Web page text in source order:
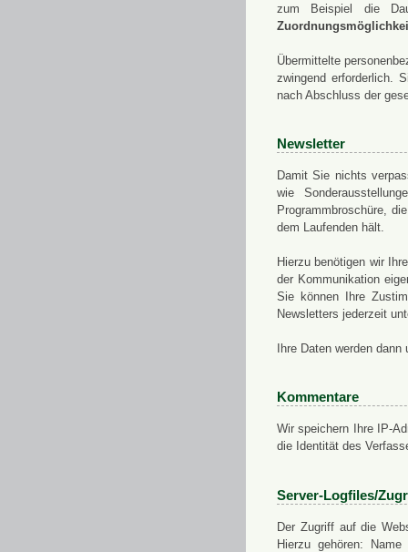
zum Beispiel die
Übermittelte
zwingend erforderlich.
nach Abschluss der
Newsletter
Damit Sie nichts
wie
Programmbroschüre,
dem Laufenden hält.
Hierzu benötigen wir
der Kommunikation
Sie können Ihre
Newsletters jederzeit
Ihre Daten werden
Kommentare
Wir speichern Ihre IP-
die Identität des
Server-Logfiles/
Der Zugriff auf die
Hierzu gehören: